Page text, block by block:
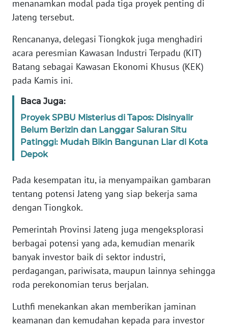
menanamkan modal pada tiga proyek penting di
Jateng tersebut.
Rencananya, delegasi Tiongkok juga menghadiri
acara peresmian Kawasan Industri Terpadu (KIT)
Batang sebagai Kawasan Ekonomi Khusus (KEK)
pada Kamis ini.
Baca Juga:
Proyek SPBU Misterius di Tapos: Disinyalir
Belum Berizin dan Langgar Saluran Situ
Patinggi: Mudah Bikin Bangunan Liar di Kota
Depok
Pada kesempatan itu, ia menyampaikan gambaran
tentang potensi Jateng yang siap bekerja sama
dengan Tiongkok.
Pemerintah Provinsi Jateng juga mengeksplorasi
berbagai potensi yang ada, kemudian menarik
banyak investor baik di sektor industri,
perdagangan, pariwisata, maupun lainnya sehingga
roda perekonomian terus berjalan.
Luthfi menekankan akan memberikan jaminan
keamanan dan kemudahan kepada para investor
PAPUA
WN
PAPUA
BARAT
WN
RIAU
WN
SERAMBI
JAMBI
WN
NTB
WN
SULTENG